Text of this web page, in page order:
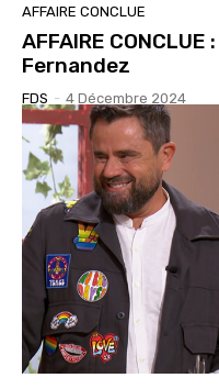
AFFAIRE CONCLUE
AFFAIRE
Fernandez
FDS - 4 Décembre 2024